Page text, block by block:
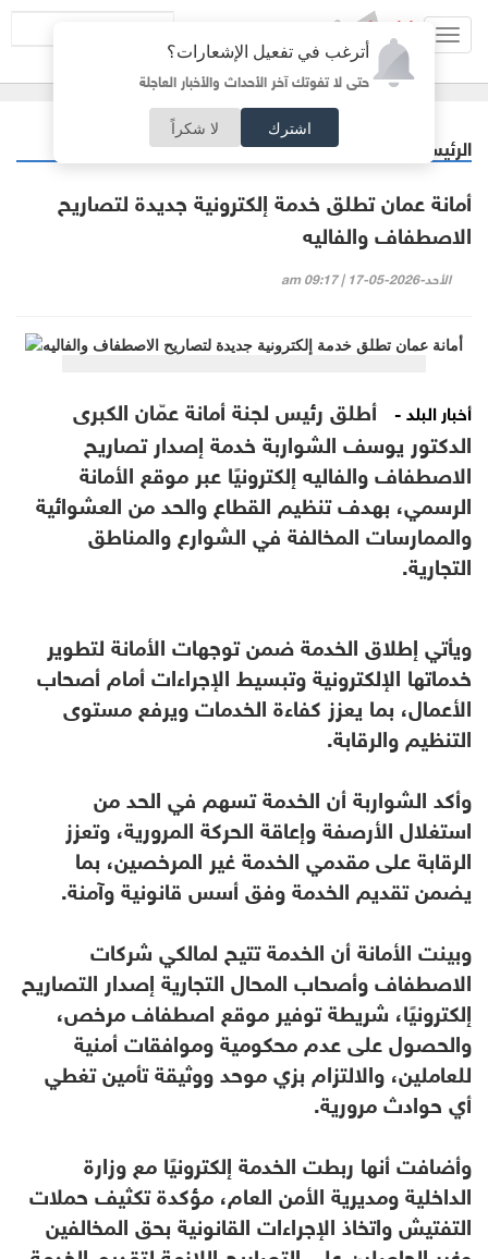
أترغب في تفعيل الإشعارات؟
حتى لا تفوتك آخر الأحداث والأخبار العاجلة
اشترك لا شكراً
الرئيسية
أمانة عمان تطلق خدمة إلكترونية جديدة لتصاريح
الاصطفاف والفاليه
الأحد-2026-05-17 | 09:17 am
أخبار البلد - أطلق رئيس لجنة أمانة عمّان الكبرى
الدكتور يوسف الشواربة خدمة إصدار تصاريح
الاصطفاف والفاليه إلكترونيًا عبر موقع الأمانة
الرسمي، بهدف تنظيم القطاع والحد من العشوائية
والممارسات المخالفة في الشوارع والمناطق
التجارية.
ويأتي إطلاق الخدمة ضمن توجهات الأمانة لتطوير
خدماتها الإلكترونية وتبسيط الإجراءات أمام أصحاب
الأعمال، بما يعزز كفاءة الخدمات ويرفع مستوى
التنظيم والرقابة.
وأكد الشواربة أن الخدمة تسهم في الحد من
استغلال الأرصفة وإعاقة الحركة المرورية، وتعزز
الرقابة على مقدمي الخدمة غير المرخصين، بما
يضمن تقديم الخدمة وفق أسس قانونية وآمنة.
وبينت الأمانة أن الخدمة تتيح لمالكي شركات
الاصطفاف وأصحاب المحال التجارية إصدار التصاريح
إلكترونيًا، شريطة توفير موقع اصطفاف مرخص،
والحصول على عدم محكومية وموافقات أمنية
للعاملين، والالتزام بزي موحد ووثيقة تأمين تغطي
أي حوادث مرورية.
وأضافت أنها ربطت الخدمة إلكترونيًا مع وزارة
الداخلية ومديرية الأمن العام، مؤكدة تكثيف حملات
التفتيش واتخاذ الإجراءات القانونية بحق المخالفين